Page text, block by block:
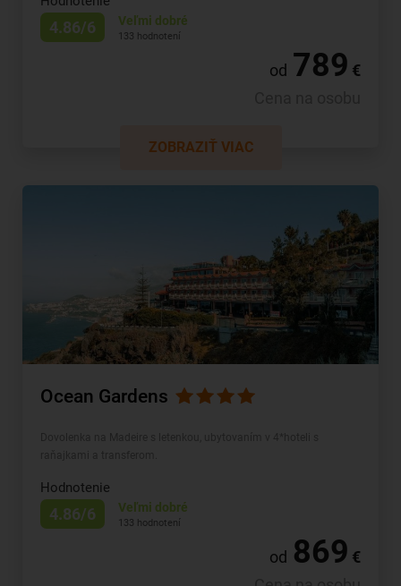
4.86/6 Veľmi dobré
133 hodnotení
od 789 €
ZOBRAZIŤ VIAC
Ocean Gardens
Hodnotenie
4.86/6 Veľmi dobré
133 hodnotení
od 869 €